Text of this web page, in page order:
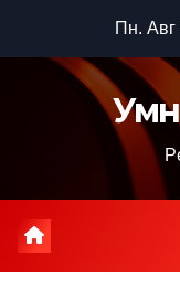
содержимому
Пн. Авг